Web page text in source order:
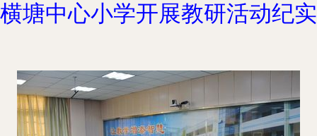
横塘中心小学开展教研活动纪实